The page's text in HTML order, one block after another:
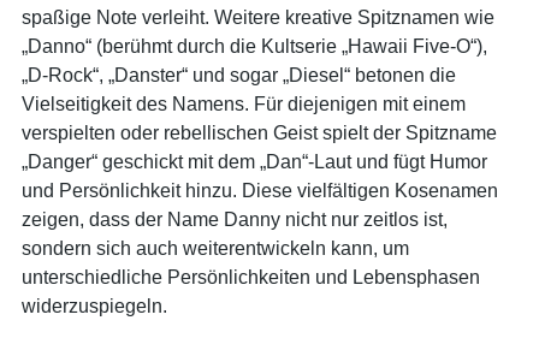
spaßige Note verleiht. Weitere kreative Spitznamen wie
„Danno“ (berühmt durch die Kultserie „Hawaii Five-O“),
„D-Rock“, „Danster“ und sogar „Diesel“ betonen die
Vielseitigkeit des Namens. Für diejenigen mit einem
verspielten oder rebellischen Geist spielt der Spitzname
„Danger“ geschickt mit dem „Dan“-Laut und fügt Humor
und Persönlichkeit hinzu. Diese vielfältigen Kosenamen
zeigen, dass der Name Danny nicht nur zeitlos ist,
sondern sich auch weiterentwickeln kann, um
unterschiedliche Persönlichkeiten und Lebensphasen
widerzuspiegeln.